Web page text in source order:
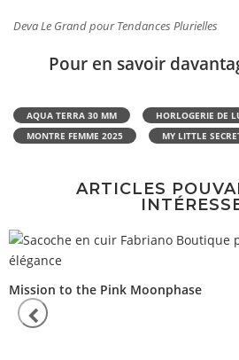
Deva Le Grand pour Tendances Plurielles
Pour en savoir
AQUA TERRA 30 MM
HORLOGERIE DE
MONTRE FEMME 2025
MY LITTLE
ARTICLES
Mission to the Pink Moonphase